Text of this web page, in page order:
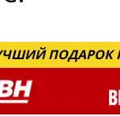
ПОДАРОК